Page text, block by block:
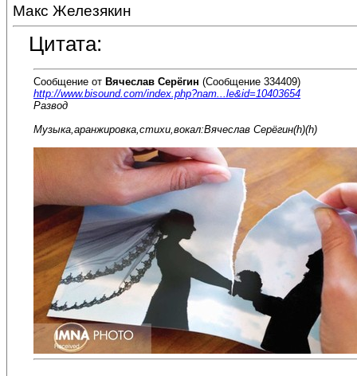
Макс Железякин
Цитата:
Сообщение от Вячеслав Серёгин (Сообщение 334409)
http://www.bisound.com/index.php?nam...le&id=10403654
Развод
Музыка,аранжировка,стихи,вокал:Вячеслав Серёгин(h)(h)